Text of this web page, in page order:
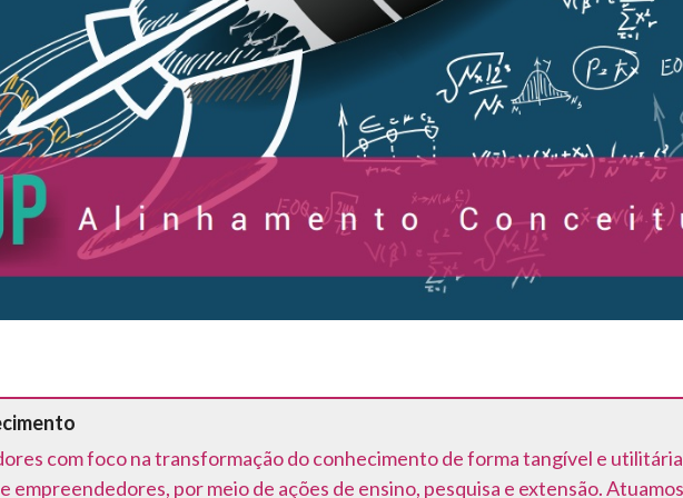
com foco na transformação do conhecimento de forma tangível e utilitária
empreendedores, por meio de ações de ensino, pesquisa e extensão.